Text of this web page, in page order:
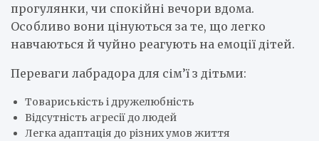
прогулянки, чи спокійні вечори вдома.
Особливо вони цінуються за те, що легко
навчаються й чуйно реагують на емоції дітей.
Переваги лабрадора для сім’ї з дітьми:
Товариськість і дружелюбність
Відсутність агресії до людей
Легка адаптація до різних умов життя